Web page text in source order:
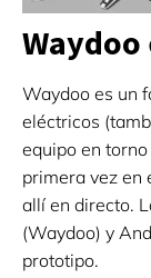
Waydoo
Waydoo es un
eléctricos
equipo en
primera vez en
allí en directo.
(Waydoo) y
prototipo.